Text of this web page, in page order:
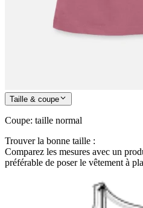
Taille & coupe
Coupe: taille normal
Trouver la bonne taille :
Comparez les mesures avec un
préférable de poser le vêtement à